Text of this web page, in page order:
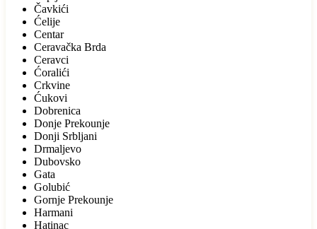
Čavkići
Ćelije
Centar
Ceravačka Brda
Ceravci
Ćoralići
Crkvine
Ćukovi
Dobrenica
Donje Prekounje
Donji Srbljani
Drmaljevo
Dubovsko
Gata
Golubić
Gornje Prekounje
Harmani
Hatinac